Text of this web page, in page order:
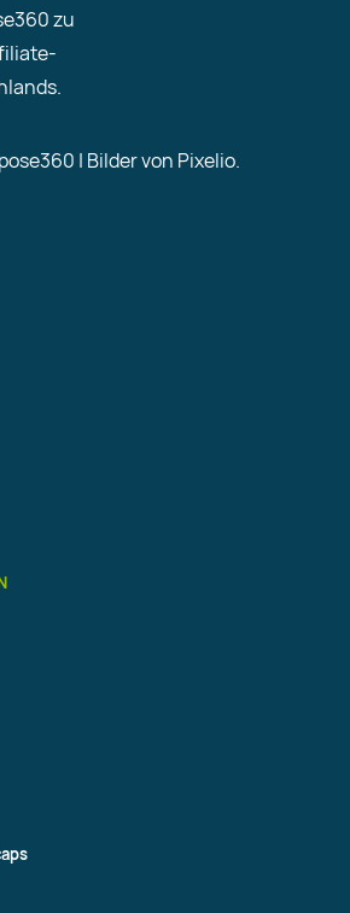
zu
| Bilder von Pixelio.